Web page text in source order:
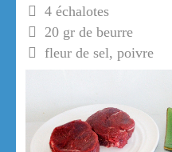
4 échalotes
20 gr de beurre
fleur de sel, poivre